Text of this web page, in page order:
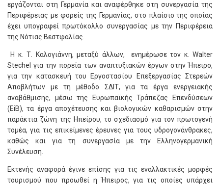
εργάζονται στη Γερμανία και αναφέρθηκε στη συνεργασία της
Περιφέρειας με φορείς της Γερμανίας, στο πλαίσιο της οποίας
έχει υπογραφεί πρωτόκολλο συνεργασίας με την Περιφέρεια
της Νότιας Βεστφαλίας.
Η κ. Τ. Καλογιάννη, μεταξύ άλλων, ενημέρωσε τον κ. Walter
Stechel για την πορεία των αναπτυξιακών έργων στην Ήπειρο,
για την κατασκευή του Εργοστασίου Επεξεργασίας Στερεών
Αποβλήτων με τη μέθοδο ΣΔΙΤ, για τα έργα ενεργειακής
αναβάθμισης, μέσω της Ευρωπαϊκής Τράπεζας Επενδύσεων
(EiB), τα έργα αποχέτευσης και βιολογικών καθαρισμών στην
παράκτια ζώνη της Ηπείρου, το σχεδιασμό για τον πρωτογενή
τομέα, για τις επικείμενες έρευνες για τους υδρογονάνθρακες,
καθώς και για τη συνεργασία με την Ελληνογερμανική
Συνέλευση.
Εκτενής αναφορά έγινε επίσης για τις εναλλακτικές μορφές
τουρισμού που προωθεί η Ήπειρος, για τις οποίες υπάρχει